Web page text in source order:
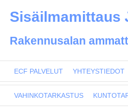
Sisäilmamittaus
Rakennusalan
ECF PALVELUT YHTEYSTIEDOT
VAHINKOTARKASTUS